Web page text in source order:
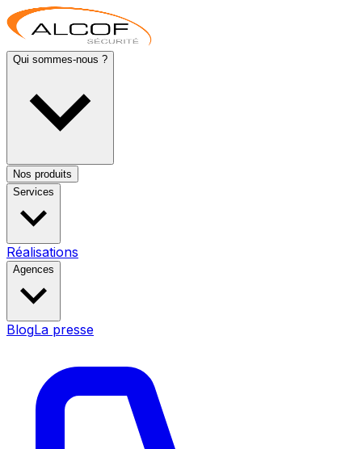
Qui sommes-nous ?
Nos produits
Services
Réalisations
Agences
BlogLa presse